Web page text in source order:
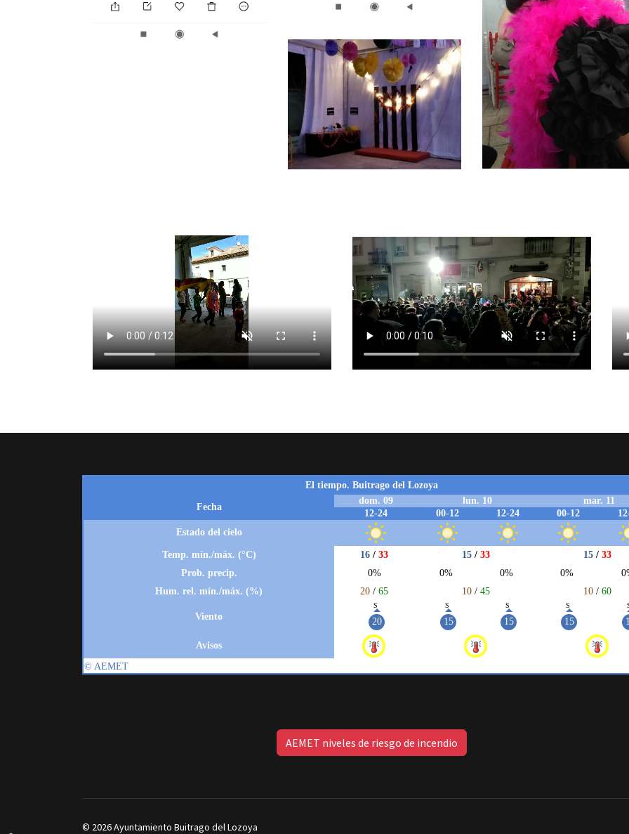
AEMET niveles de riesgo de incendio
© 2026 Ayuntamiento Buitrago del Lozoya